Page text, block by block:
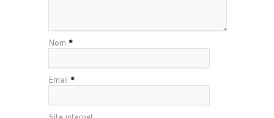
Nom *
Email *